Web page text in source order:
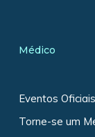
Médico
Eventos Oficiais
Torne-se um